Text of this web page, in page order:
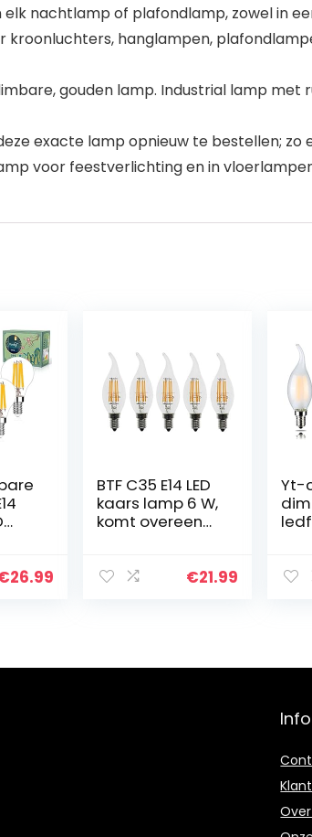
nachtlamp of plafondlamp, zowel in
kroonluchters, hanglampen,
gouden lamp. Industrial lamp
deze exacte lamp opnieuw te bestellen;
voor feestverlichting en in
26.99
BTF C35 E14 LED
kaars lamp 6 W,
komt overeen
2700 K warm wit
€21.99
Yt-